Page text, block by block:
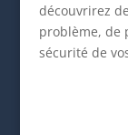
découvrirez
problème, de
sécurité de